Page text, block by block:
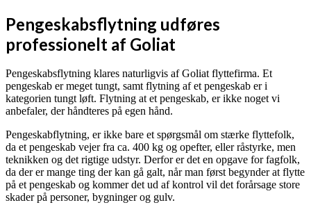
Pengeskabsflytning udføres
professionelt af Goliat
Pengeskabsflytning klares naturligvis af Goliat flyttefirma. Et
pengeskab er meget tungt, samt flytning af et pengeskab er i
kategorien tungt løft. Flytning at et pengeskab, er ikke noget vi
anbefaler, der håndteres på egen hånd.
Pengeskabflytning, er ikke bare et spørgsmål om stærke flyttefolk,
da et pengeskab vejer fra ca. 400 kg og opefter, eller råstyrke, men
teknikken og det rigtige udstyr. Derfor er det en opgave for fagfolk,
da der er mange ting der kan gå galt, når man først begynder at flytte
på et pengeskab og kommer det ud af kontrol vil det forårsage store
skader på personer, bygninger og gulv.